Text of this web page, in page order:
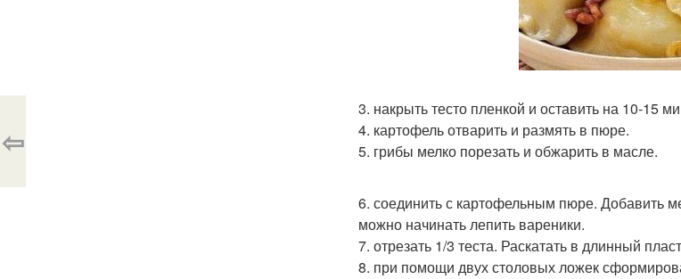
3. накрыть тесто пленкой и оставить на 10-15
4. картофель отварить и размять в пюре.
5. грибы мелко порезать и обжарить в масле.
6. соединить с картофельным пюре. Добавить
можно начинать лепить вареники.
7. отрезать 1/3 теста. Раскатать в длинный
8. при помощи двух столовых ложек
⇦